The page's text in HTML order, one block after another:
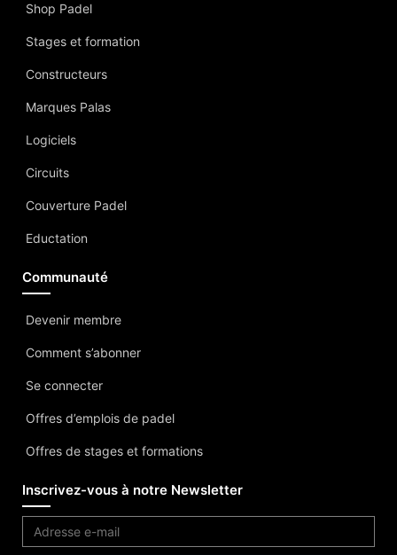
Shop Padel
Stages et formation
Constructeurs
Marques Palas
Logiciels
Circuits
Couverture Padel
Eductation
Communauté
Devenir membre
Comment s’abonner
Se connecter
Offres d’emplois de padel
Offres de stages et formations
Inscrivez-vous à notre Newsletter